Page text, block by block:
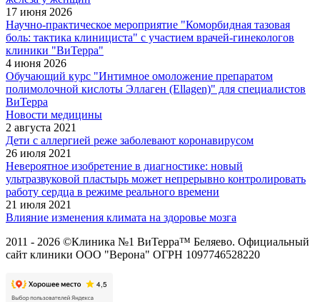
17 июня 2026
Научно-практическое мероприятие "Коморбидная тазовая
боль: тактика клинициста" с участием врачей-гинекологов
клиники "ВиТерра"
4 июня 2026
Обучающий курс "Интимное омоложение препаратом
полимолочной кислоты Эллаген (Ellagen)" для специалистов
ВиТерра
Новости медицины
2 августа 2021
Дети с аллергией реже заболевают коронавирусом
26 июля 2021
Невероятное изобретение в диагностике: новый
ультразвуковой пластырь может непрерывно контролировать
работу сердца в режиме реального времени
21 июля 2021
Влияние изменения климата на здоровье мозга
2011 - 2026 ©Клиника №1 ВиТерра™ Беляево. Официальный
сайт клиники ООО "Верона" ОГРН 1097746528220